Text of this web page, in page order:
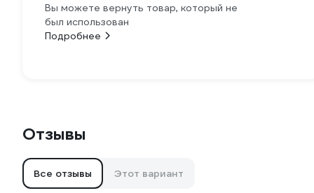
Вы можете вернуть товар, который не
был использован
Подробнее
Отзывы
Все отзывы Этот вариант